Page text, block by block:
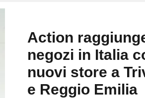
Action
negozi in Italia
nuovi store a
e Reggio Emilia